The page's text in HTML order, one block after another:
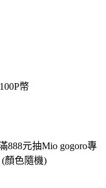
幣
888元抽Mio gogoro專
顏色隨機)